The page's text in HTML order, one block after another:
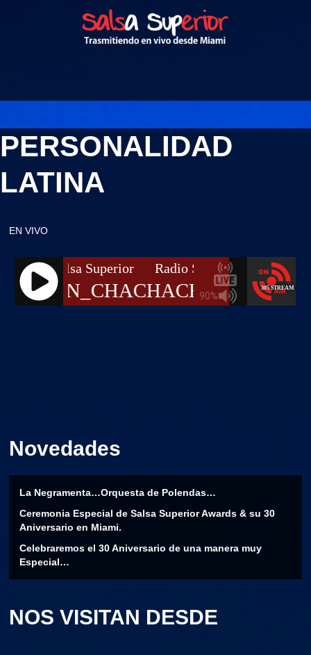
PERSONALIDAD
LATINA
EN VIVO
Novedades
La Negramenta…Orquesta de Polendas…
Ceremonia Especial de Salsa Superior Awards & su 30
Aniversario en Miami.
Celebraremos el 30 Aniversario de una manera muy
Especial…
NOS VISITAN DESDE